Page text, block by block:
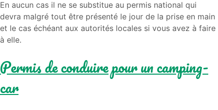
En aucun cas il ne se substitue au permis national qui
devra malgré tout être présenté le jour de la prise en main
et le cas échéant aux autorités locales si vous avez à faire
à elle.
Permis de conduire pour un camping-
car